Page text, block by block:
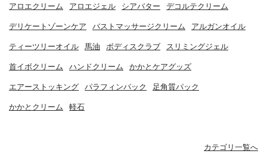
アロエクリーム アロエジェル シアバター デコルテクリーム
デリケートゾーンケア バストマッサージクリーム アルガンオイル
ティーツリーオイル 馬油 ボディスクラブ スリミングジェル
首イボクリーム ハンドクリーム かかとケアグッズ
エアーストッキング パラフィンパック 足角質パック
かかとクリーム 軽石
カテゴリ一覧へ